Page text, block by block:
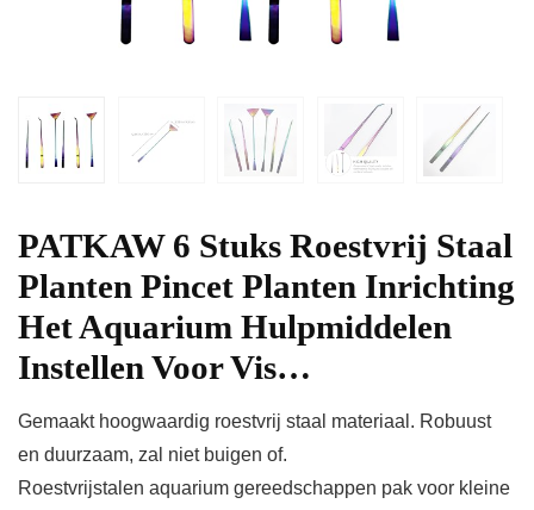
PATKAW 6 Stuks Roestvrij Staal
Planten Pincet Planten Inrichting
Het Aquarium Hulpmiddelen
Instellen Voor Vis…
Gemaakt hoogwaardig roestvrij staal materiaal. Robuust
en duurzaam, zal niet buigen of.
Roestvrijstalen aquarium gereedschappen pak voor kleine